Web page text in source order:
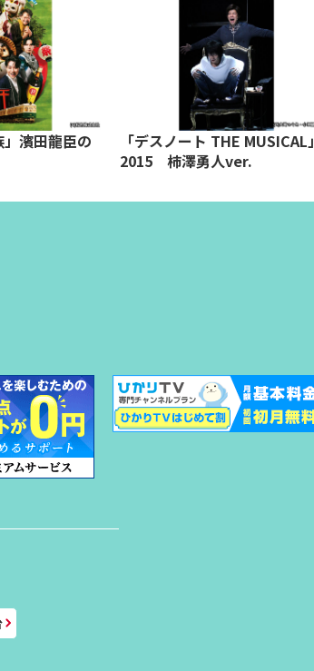
濱田龍臣の
「デスノート THE MUSICAL」
2015 柿澤勇人ver.